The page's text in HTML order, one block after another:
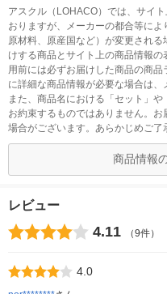
アスクル（LOHACO）では、サイ
おりますが、メーカーの都合等によ
原材料、原産国など）が変更され
けする商品とサイト上の商品情報
用前には必ずお届けした商品の商
に詳細な商品情報が必要な場合は、
また、商品名における「セット」
お約束するものではありません。
場合がございます。あらかじめご了
商品情報
レビュー
4.11 （9件）
4.0